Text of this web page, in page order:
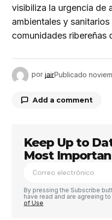
visibiliza la urgencia de
ambientales y
comunidades ribereñas
por jairPublicado
Add a comment
Tu dirección de
publicada. Los
marcados con *
Comentario *
Keep Up to
Most
By pressing the Subscribe
have read and are agreeing
of Use